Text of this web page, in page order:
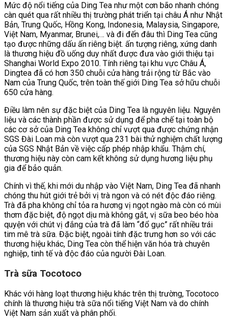
Mức độ nổi tiếng của Ding Tea như một cơn bão nhanh chóng
càn quét qua rất nhiều thị trường phát triển tại châu Á như Nhật
Bản, Trung Quốc, Hồng Kong, Indonesia, Malaysia, Singapore,
Việt Nam, Myanmar, Brunei,… và đi đến đâu thì Ding Tea cũng
tạo được những dấu ấn riêng biệt. ấn tượng riêng, xứng danh
là thương hiệu đồ uống duy nhất được đưa vào giới thiệu tại
Shanghai World Expo 2010. Tính riêng tại khu vực Châu Á,
Dingtea đã có hơn 350 chuỗi cửa hàng trải rộng từ Bắc vào
Nam của Trung Quốc, trên toàn thế giới Ding Tea sở hữu chuỗi
650 cửa hàng.
Điều làm nên sự đặc biệt của Ding Tea là nguyên liệu. Nguyên
liệu và các thành phần được sử dụng để pha chế tại toàn bộ
các cơ sở của Ding Tea không chỉ vượt qua được chứng nhận
SGS Đài Loan mà còn vượt qua 231 bài thử nghiệm chất lượng
của SGS Nhật Bản về việc cấp phép nhập khẩu. Thậm chí,
thương hiệu này còn cam kết không sử dụng hương liệu phụ
gia để bảo quản.
Chính vì thế, khi mới du nhập vào Việt Nam, Ding Tea đã nhanh
chóng thu hút giới trẻ bởi vị trà ngon và có nét độc đáo riêng.
Trà đã pha không chỉ tỏa ra hương vị ngọt ngào mà còn có mùi
thơm đặc biệt, độ ngọt dịu mà không gắt, vị sữa beo béo hòa
quyện với chút vị đắng của trà đã làm “đổ gục” rất nhiều trái
tim mê trà sữa. Đặc biệt, ngoài tính đặc trưng hơn so với các
thương hiệu khác, Ding Tea còn thể hiện văn hóa trà chuyên
nghiệp, tinh tế và độc đáo của người Đài Loan.
Trà sữa Tocotoco
Khác với hàng loạt thương hiệu khác trên thị trường, Tocotoco
chính là thương hiệu trà sữa nổi tiếng Việt Nam và do chính
Việt Nam sản xuất và phân phối.